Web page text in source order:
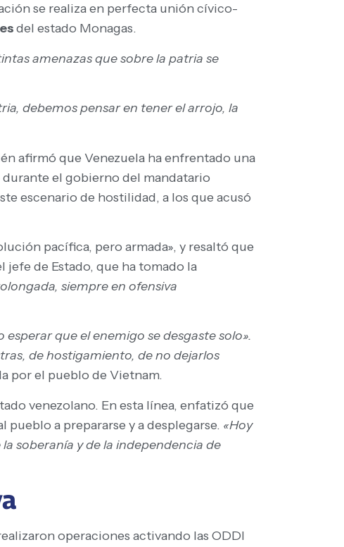
se realiza en perfecta unión cívico-
del estado Monagas.
amenazas que sobre la patria se
debemos pensar en tener el arrojo, la
afirmó que Venezuela ha enfrentado una
el gobierno del mandatario
escenario de hostilidad, a los que acusó
pacífica, pero armada», y resaltó que
de Estado, que ha tomado la
siempre en ofensiva
que el enemigo se desgaste solo».
de hostigamiento, de no dejarlos
por el pueblo de Vietnam.
venezolano. En esta línea, enfatizó que
pueblo a prepararse y a desplegarse. «Hoy
soberanía y de la independencia de
operaciones activando las ODDI